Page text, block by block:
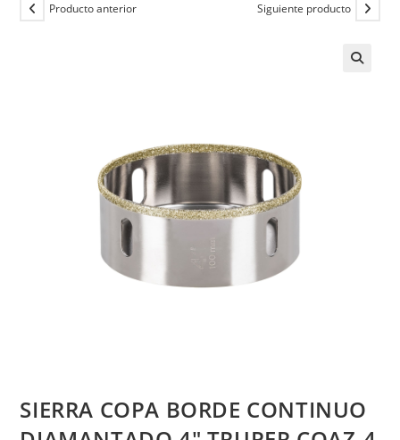
Producto anterior Siguiente producto
SIERRA COPA BORDE CONTINUO